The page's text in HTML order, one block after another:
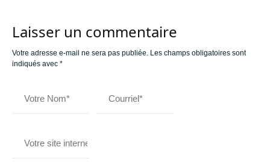
Laisser un commentaire
Votre adresse e-mail ne sera pas publiée. Les champs obligatoires sont
indiqués avec *